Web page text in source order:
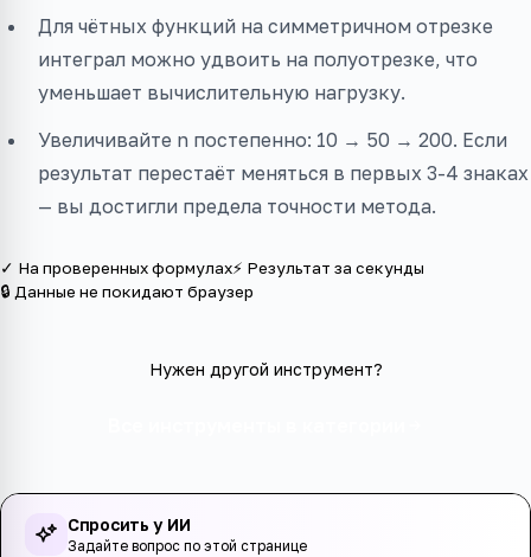
Для чётных функций на симметричном отрезке
интеграл можно удвоить на полуотрезке, что
уменьшает вычислительную нагрузку.
Увеличивайте n постепенно: 10 → 50 → 200. Если
результат перестаёт меняться в первых 3-4 знаках
— вы достигли предела точности метода.
✓ На проверенных формулах⚡ Результат за секунды
🔒 Данные не покидают браузер
Нужен другой инструмент?
Спросить у ИИ
Задайте вопрос по этой странице